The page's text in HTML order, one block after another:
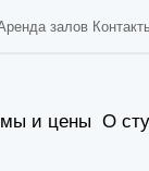
залов
и цены О